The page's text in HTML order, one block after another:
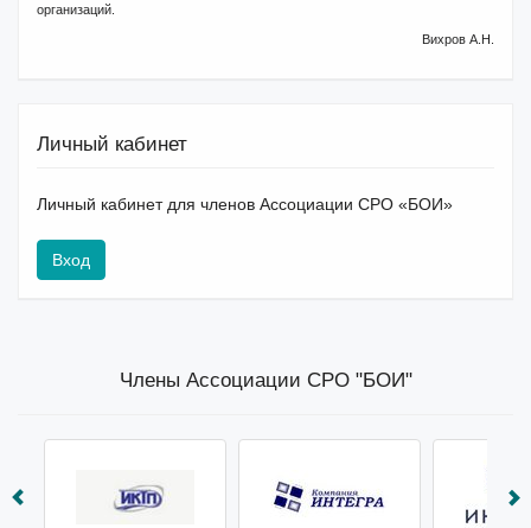
организаций.
Вихров А.Н.
Личный кабинет
Личный кабинет для членов Ассоциации СРО «БОИ»
Вход
Члены Ассоциации СРО "БОИ"